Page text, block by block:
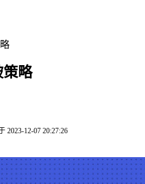
策略
2023-12-07 20:27:26